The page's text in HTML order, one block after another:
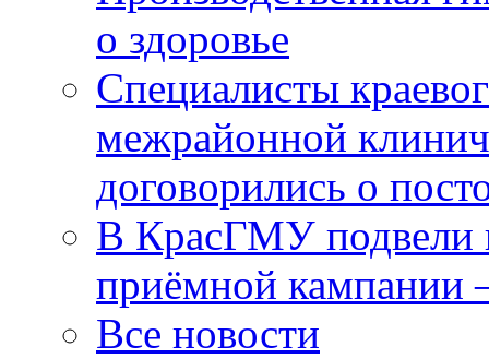
о здоровье
Специалисты
межрайонной
договорились о
В КрасГМУ подвели
приёмной кампании
Все новости